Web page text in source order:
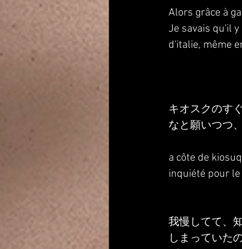
Alors grâce à
Je savais qu'il
d'italie, même
キオスクのす
なと願いつつ
a côte de
inquiété pour
我慢してて、
しまっていた